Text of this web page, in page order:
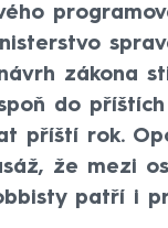
zákona
do
příští rok.
že mezi
patří i